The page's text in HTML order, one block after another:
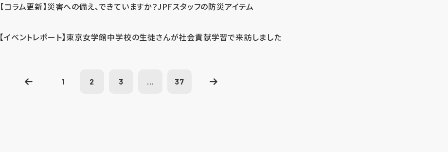
【コラム更新】災害への備え、できていますか？JPFスタッフの防災アイテム
【イベントレポート】東京女学館中学校の生徒さんが社会貢献学習で来訪しました
1 2 3 ... 37